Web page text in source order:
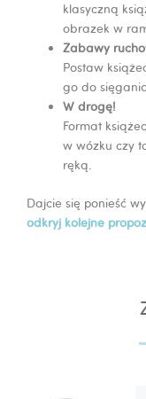
klasyczną
obrazek w
Zabawy
Postaw
go do
W drogę!
Format
w wózku czy
ręką.
Dajcie się ponieść
odkryj kolejne